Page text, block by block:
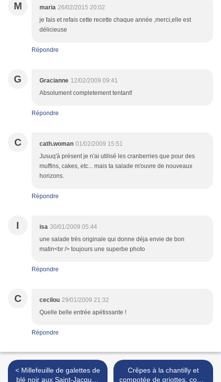
M maria 26/02/2015 20:02
je fais et refais cette recette chaque année ,merci,elle est
délicieuse
Répondre
G Gracianne 12/02/2009 09:41
Absolument completement tentant!
Répondre
C cath.woman 01/02/2009 15:51
Jusuq'à présent je n'ai utilisé les cranberries que pour des
muffins, cakes, etc... mais ta salade m'ouvre de nouveaux
horizons.
Répondre
I isa 30/01/2009 05:44
une salade très originale qui donne déja envie de bon
matin<br /> toujours une superbe photo
Répondre
C cecilou 29/01/2009 21:32
Quelle belle entrée apétissante !
Répondre
< Millefeuille de galettes de
blé noir aux Saint-Jacques
Crêpes à la chantilly et
compotée de griottes, coulis